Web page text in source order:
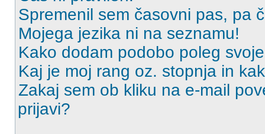
Spremenil sem časovni pas, pa
Mojega jezika ni na seznamu!
Kako dodam podobo poleg
Kaj je moj rang oz. stopnja in
Zakaj sem ob kliku na e-mail
prijavi?